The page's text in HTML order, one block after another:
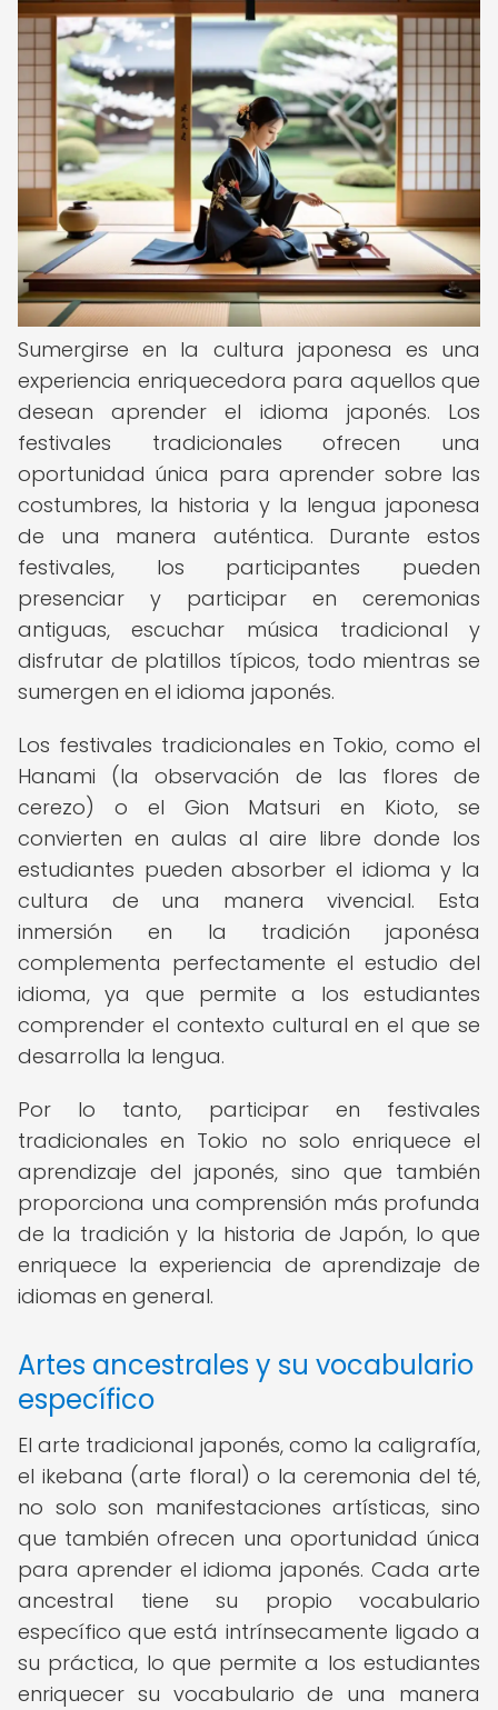
Sumergirse en la cultura japonesa es una
experiencia enriquecedora para aquellos que
desean aprender el idioma japonés. Los
festivales tradicionales ofrecen una
oportunidad única para aprender sobre las
costumbres, la historia y la lengua japonesa
de una manera auténtica. Durante estos
festivales, los participantes pueden
presenciar y participar en ceremonias
antiguas, escuchar música tradicional y
disfrutar de platillos típicos, todo mientras se
sumergen en el idioma japonés.
Los festivales tradicionales en Tokio, como el
Hanami (la observación de las flores de
cerezo) o el Gion Matsuri en Kioto, se
convierten en aulas al aire libre donde los
estudiantes pueden absorber el idioma y la
cultura de una manera vivencial. Esta
inmersión en la tradición japonésa
complementa perfectamente el estudio del
idioma, ya que permite a los estudiantes
comprender el contexto cultural en el que se
desarrolla la lengua.
Por lo tanto, participar en festivales
tradicionales en Tokio no solo enriquece el
aprendizaje del japonés, sino que también
proporciona una comprensión más profunda
de la tradición y la historia de Japón, lo que
enriquece la experiencia de aprendizaje de
idiomas en general.
Artes ancestrales y su vocabulario
específico
El arte tradicional japonés, como la caligrafía,
el ikebana (arte floral) o la ceremonia del té,
no solo son manifestaciones artísticas, sino
que también ofrecen una oportunidad única
para aprender el idioma japonés. Cada arte
ancestral tiene su propio vocabulario
específico que está intrínsecamente ligado a
su práctica, lo que permite a los estudiantes
enriquecer su vocabulario de una manera